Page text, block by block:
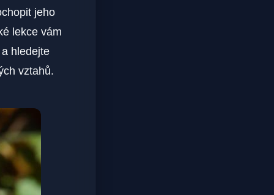
jeho
lekce vám
hledejte
vztahů.